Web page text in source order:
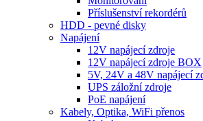
Příslušenství rekordérů
HDD - pevné disky
Napájení
12V napájecí zdroje
12V napájecí zdroje BOX
5V, 24V a 48V napájecí
UPS záložní zdroje
PoE napájení
Kabely, Optika, WiFi přenos